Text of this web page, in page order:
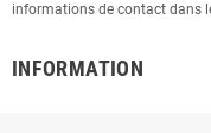
informations de contact dans
INFORMATION